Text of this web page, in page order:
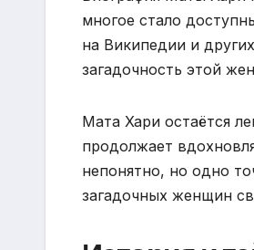
многое стало
на Википедии и
загадочность этой
Мата Хари остаётся
продолжает
непонятно, но одно
загадочных женщин